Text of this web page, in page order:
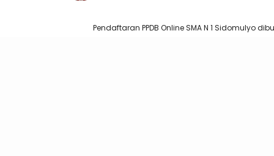
Pendaftaran PPDB Online SMA N 1 Sidomulyo